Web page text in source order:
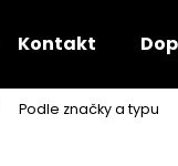
Kontakt
Podle značky a typu